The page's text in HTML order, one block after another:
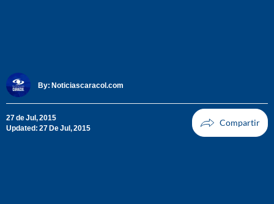
By: Noticiascaracol.com
27 de Jul, 2015
Updated: 27 De Jul, 2015